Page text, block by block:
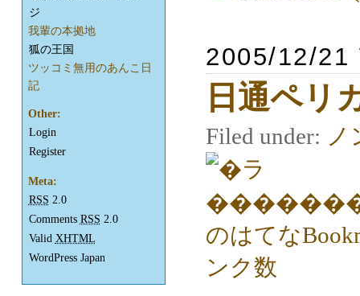
2005/12/21
日通ペリ
Filed under: ノ
ジ
我輩の本拠地
狐の王国
ツッコミ無用のあんこ日
記
Other:
Login
Register
Meta:
RSS 2.0
Comments RSS 2.0
Valid XHTML
WordPress Japan